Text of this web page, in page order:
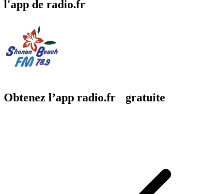
l'app de radio.fr
Obtenez l’app radio.fr gratuite